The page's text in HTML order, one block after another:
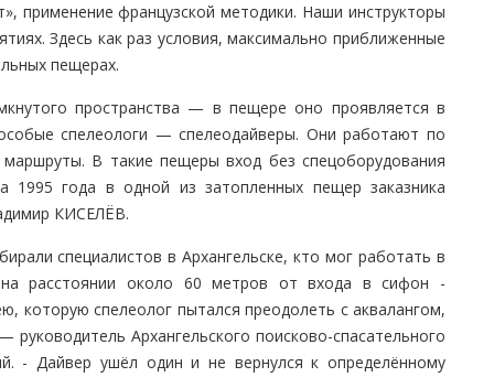
применение французской методики. Наши инструкторы
Здесь как раз условия, максимально приближенные
пещерах.
пространства — в пещере оно проявляется в
спелеологи — спелеодайверы. Они работают по
В такие пещеры вход без спецоборудования
года в одной из затопленных пещер заказника
КИСЕЛЁВ.
специалистов в Архангельске, кто мог работать в
расстоянии около 60 метров от входа в сифон -
которую спелеолог пытался преодолеть с аквалангом,
Архангельского поисково-спасательного
- Дайвер ушёл один и не вернулся к определённому